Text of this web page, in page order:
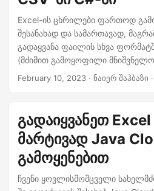
Excel-ის ცხრილები ფართოდ
შესანახად და სამართავად,
გადაყვანა ფაილის სხვა
(მძიმით გამოყოფილი
პოპულარული ფორმატი,
და გადაცემისთვის. ჩვენ
იმის შესახებ, თუ როგორ
ელცხრილების CSV ფორმატში
უფრო მარტივად შეძლოთ თქვენს
უფრო ფართოდ გაზიარება.
February 10, 2023 · ნაიერ შაჰბაზი
გადაიყვანეთ
მარტივად Java
გამოყენებით
ჩვენი ყოვლისმომცველი